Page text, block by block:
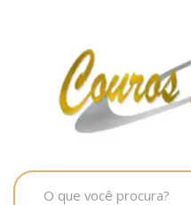
Search
for: